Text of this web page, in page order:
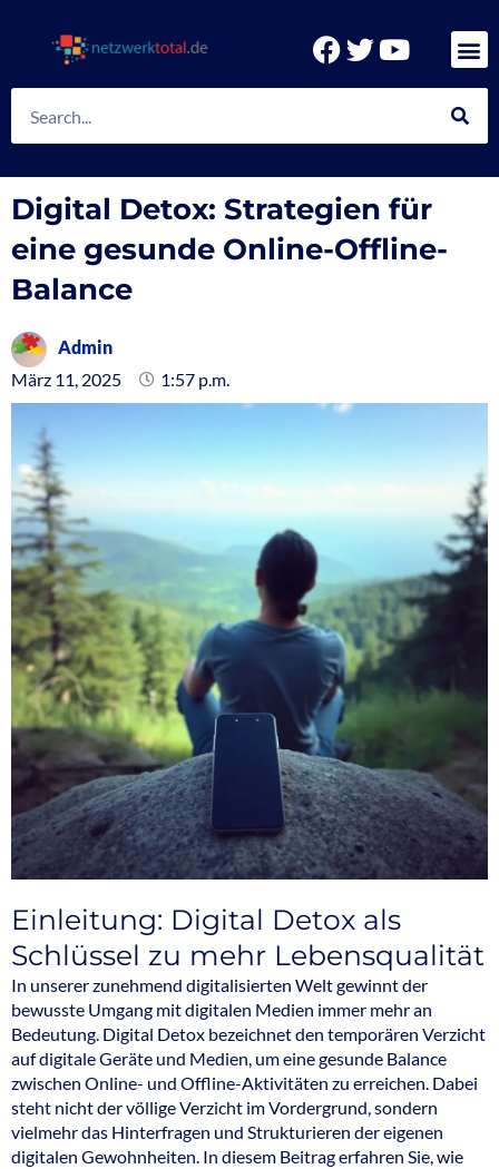
F
o
o
k
T
e
r
Y
b
e
Digital Detox: Strategien für
eine gesunde Online-Offline-
Balance
Admin
März 11, 2025
1:57 p.m.
Einleitung: Digital Detox als
Schlüssel zu mehr Lebensqualität
In unserer zunehmend digitalisierten Welt gewinnt der
bewusste Umgang mit digitalen Medien immer mehr an
Bedeutung. Digital Detox bezeichnet den temporären Verzicht
auf digitale Geräte und Medien, um eine gesunde Balance
zwischen Online- und Offline-Aktivitäten zu erreichen. Dabei
steht nicht der völlige Verzicht im Vordergrund, sondern
vielmehr das Hinterfragen und Strukturieren der eigenen
digitalen Gewohnheiten. In diesem Beitrag erfahren Sie, wie